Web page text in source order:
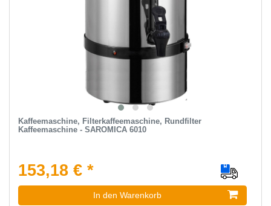
Kaffeemaschine, Filterkaffeemaschine, Rundfilter
Kaffeemaschine - SAROMICA 6010
153,18 € *
In den Warenkorb